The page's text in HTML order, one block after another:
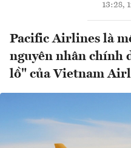
13:28,
Pacific Airlines là
nguyên nhân chính
lồ" của Vietnam